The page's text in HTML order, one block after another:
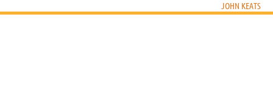
JOHN KEATS